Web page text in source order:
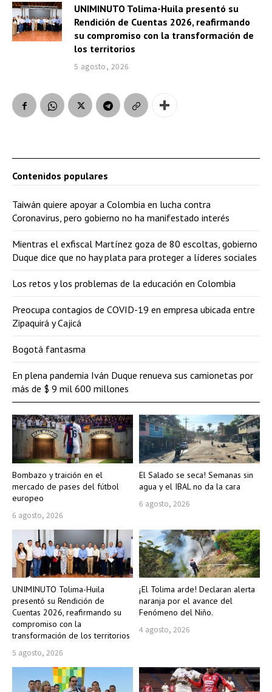
UNIMINUTO Tolima-Huila presentó su
Rendición de Cuentas 2026, reafirmando
su compromiso con la transformación de
los territorios
5 agosto, 2026
Bombazo y traición en el
mercado de pases del fútbol
europeo
6 agosto, 2026
El Salado se seca! Semanas sin
agua y el IBAL no da la cara
6 agosto, 2026
UNIMINUTO Tolima-Huila
presentó su Rendición de
Cuentas 2026, reafirmando su
compromiso con la
transformación de los territorios
5 agosto, 2026
¡El Tolima arde! Declaran alerta
naranja por el avance del
Fenómeno del Niño.
4 agosto, 2026
Contenidos populares
Taiwán quiere apoyar a Colombia en lucha contra
Coronavirus, pero gobierno no ha manifestado interés
Mientras el exfiscal Martínez goza de 80 escoltas, gobierno
Duque dice que no hay plata para proteger a líderes sociales
Los retos y los problemas de la educación en Colombia
Preocupa contagios de COVID-19 en empresa ubicada entre
Zipaquirá y Cajicá
Bogotá fantasma
En plena pandemia Iván Duque renueva sus camionetas por
más de $ 9 mil 600 millones